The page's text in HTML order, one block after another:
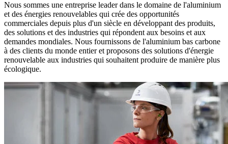
Nous sommes une entreprise leader dans le domaine de l'aluminium
et des énergies renouvelables qui crée des opportunités
commerciales depuis plus d'un siècle en développant des produits,
des solutions et des industries qui répondent aux besoins et aux
demandes mondiales. Nous fournissons de l'aluminium bas carbone
à des clients du monde entier et proposons des solutions d'énergie
renouvelable aux industries qui souhaitent produire de manière plus
écologique.